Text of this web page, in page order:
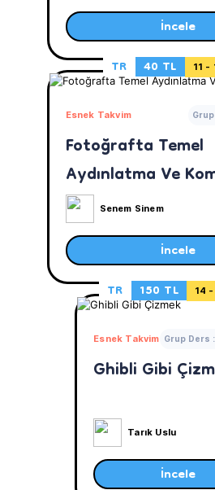
İncele
TR
40 TL 11 -
Esnek Takvim
Fotoğrafta Temel
Aydınlatma Ve
Senem Sinem
İncele
TR
150 TL 14
Esnek Takvim Grup Ders
Ghibli Gibi
Tarık Uslu
İncele